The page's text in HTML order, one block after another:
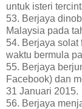
untuk isteri
53. Berjaya
Malaysia pada
54. Berjaya solat
waktu bermula
55. Berjaya
Facebook) dan
31 Januari 2015.
56. Berjaya